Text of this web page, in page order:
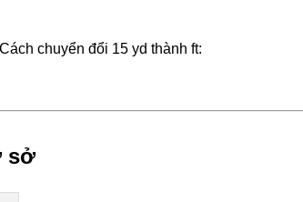
Cách chuyển đổi 15 yd thành ft:
sở